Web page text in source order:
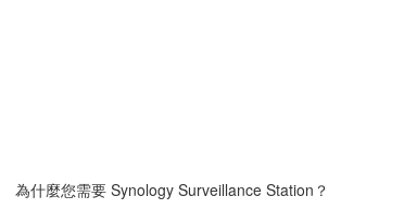
為什麼您需要 Synology Surveillance Station？